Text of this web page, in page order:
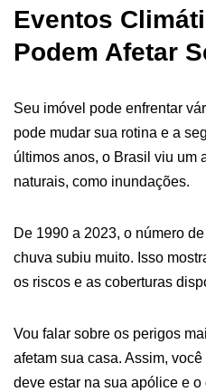
Eventos
Podem Afetar
Seu imóvel pode enfrentar
pode mudar sua rotina e a
últimos anos, o Brasil viu um
naturais, como inundações.
De 1990 a 2023, o número
chuva subiu muito. Isso
os riscos e as coberturas
Vou falar sobre os perigos
afetam sua casa. Assim,
deve estar na sua apólice e